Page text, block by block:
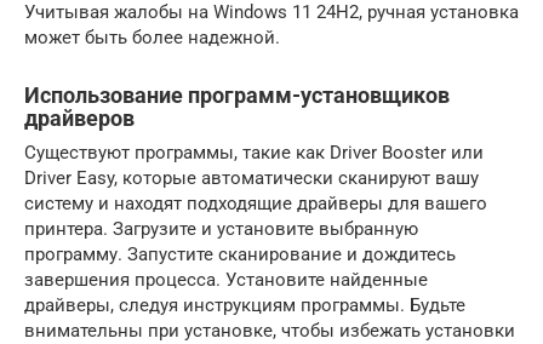
Учитывая жалобы на Windows 11 24H2, ручная установка
может быть более надежной.
Использование программ-установщиков
драйверов
Существуют программы, такие как Driver Booster или
Driver Easy, которые автоматически сканируют вашу
систему и находят подходящие драйверы для вашего
принтера. Загрузите и установите выбранную
программу. Запустите сканирование и дождитесь
завершения процесса. Установите найденные
драйверы, следуя инструкциям программы. Будьте
внимательны при установке, чтобы избежать установки